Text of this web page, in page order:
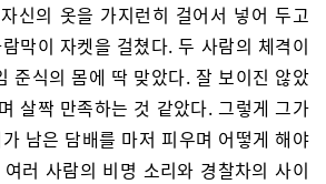
신의 옷을 가지런히 걸어서 넣어 두고
막이 자켓을 걸쳤다. 두 사람의 체격이
준식의 몸에 딱 맞았다. 잘 보이진 않았
살짝 만족하는 것 같았다. 그렇게 그가
남은 담배를 마저 피우며 어떻게 해야
러 사람의 비명 소리와 경찰차의 사이